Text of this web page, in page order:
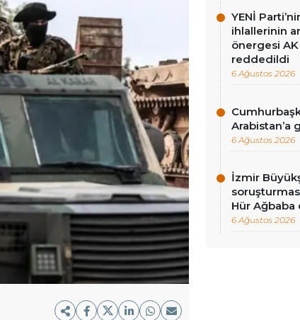
YENİ
ihlallerinin
önergesi AK
reddedildi
6 Ağustos 2026
Arabistan’a
6 Ağustos 2026
İzmir
Hür
6 Ağustos 2026